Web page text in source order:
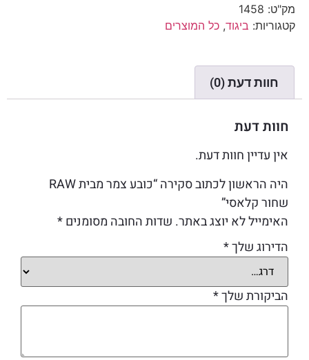
מק"ט: 1458
קטגוריות: ביגוד, כל המוצרים
חוות דעת (0)
חוות דעת
אין עדיין חוות דעת.
היה הראשון לכתוב סקירה “כובע צמר מבית RAW
שחור קלאסי”
האימייל לא יוצג באתר. שדות החובה מסומנים*
הדירוג שלך*
הביקורת שלך*